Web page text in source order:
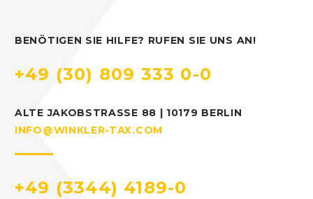
BENÖTIGEN SIE HILFE? RUFEN SIE UNS AN!
+49 (30) 809 333 0-0
ALTE JAKOBSTRASSE 88 | 10179 BERLIN
INFO@WINKLER-TAX.COM
+49 (3344) 4189-0